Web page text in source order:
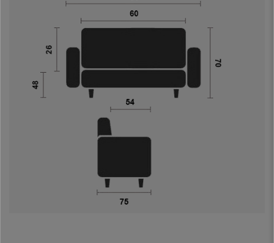
opção acertada
se procura renovar o seu escritório dando-lhe um
toque especial com qualidade e conforto . É um sofá que
impressionar os seus clientes
importante e a ter em conta de acordo com o local que o deseje inserir.
No CadeirasPro oferecemos
aproveite esta oportunidade!
Oferecemos-lhe o melhor serviço do
mercado, não pense duas vezes e adquira um producto DE maneira fácil
Fácil cuidado e limpeza